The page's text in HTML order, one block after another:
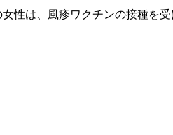
性は、風疹ワクチンの接種を